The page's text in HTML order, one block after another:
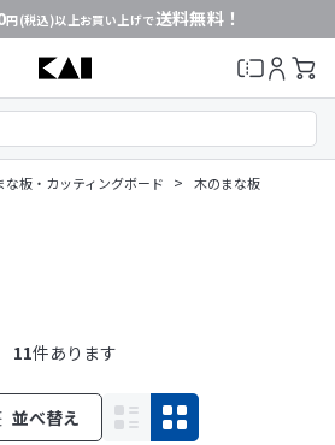
円(税込)以上お買い上げで送料無料！
な板・カッティングボード > 木のまな板
11件あります
並べ替え